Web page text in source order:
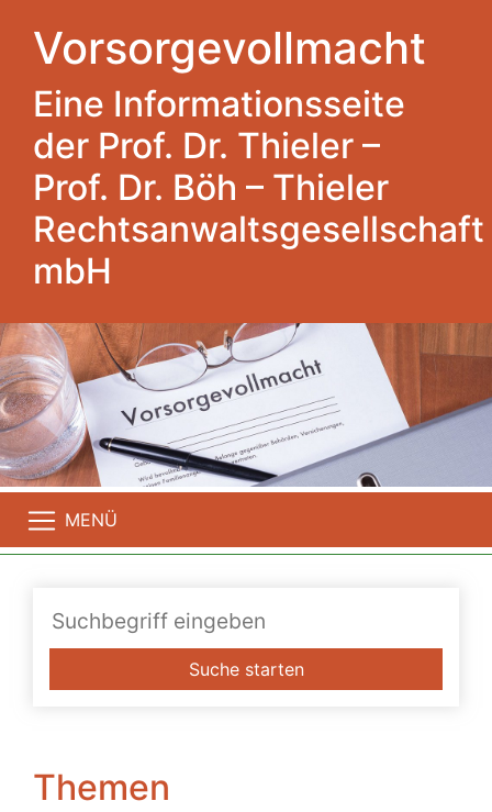
Vorsorgevollmacht
Eine Informationsseite
der Prof. Dr. Thieler –
Prof. Dr. Böh – Thieler
Rechtsanwaltsgesellschaft
mbH
MENÜ
Suche starten
Themen